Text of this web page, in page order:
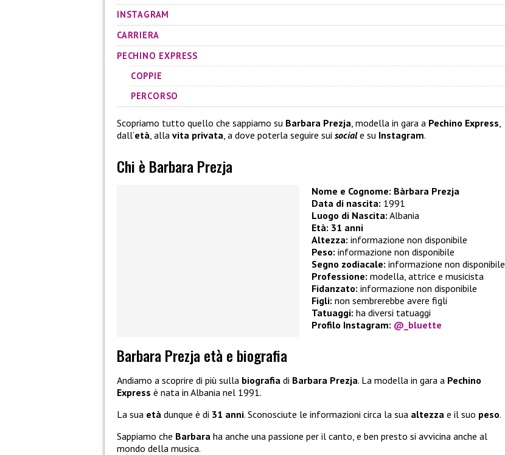
INSTAGRAM
CARRIERA
PECHINO EXPRESS
COPPIE
PERCORSO
Scopriamo tutto quello che sappiamo su Barbara Prezja, modella in gara a Pechino Express,
dall’età, alla vita privata, a dove poterla seguire sui sociale su Instagram.
Chi è Barbara Prezja
Nome e Cognome: Bàrbara Prezja
Data di nascita: 1991
Luogo di Nascita: Albania
Età: 31 anni
Altezza: informazione non disponibile
Peso: informazione non disponibile
Segno zodiacale: informazione non disponibile
Professione: modella, attrice e musicista
Fidanzato: informazione non disponibile
Figli: non sembrerebbe avere figli
Tatuaggi: ha diversi tatuaggi
Profilo Instagram: @_bluette
Barbara Prezja età e biografia
Andiamo a scoprire di più sulla biografia di Barbara Prezja. La modella in gara a Pechino
Express è nata in Albania nel 1991.
La sua età dunque è di 31 anni. Sconosciute le informazioni circa la sua altezza e il suo peso.
Sappiamo che Barbara ha anche una passione per il canto, e ben presto si avvicina anche al
mondo della musica.